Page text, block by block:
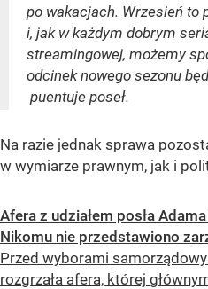
po wakacjach. Wrzesień to
i, jak w każdym dobrym
streamingowej, możemy
odcinek nowego sezonu
puentuje poseł.
Na razie jednak sprawa
w wymiarze prawnym, jak i
Afera z udziałem posła
Nikomu nie przedstawiono
Przed wyborami
rozgrzała afera, której